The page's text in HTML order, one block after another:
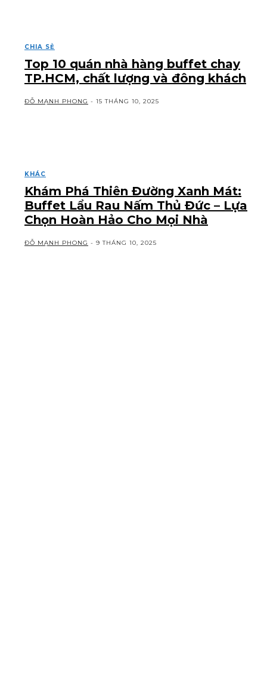
CHIA SẺ
Top 10 quán nhà hàng buffet chay
TP.HCM, chất lượng và đông khách
ĐỖ MẠNH PHONG - 15 THÁNG 10, 2025
KHÁC
Khám Phá Thiên Đường Xanh Mát:
Buffet Lẩu Rau Nấm Thủ Đức – Lựa
Chọn Hoàn Hảo Cho Mọi Nhà
ĐỖ MẠNH PHONG - 9 THÁNG 10, 2025